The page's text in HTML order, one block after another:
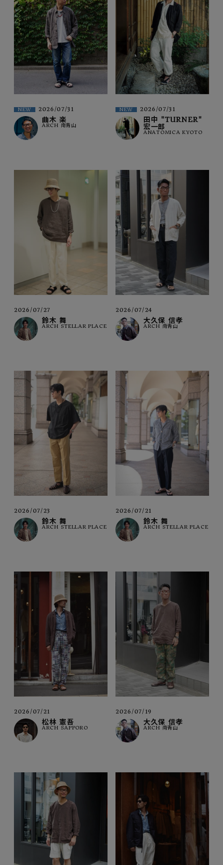
NEW 2026/07/31
曲木 楽
ARCH 南青山
NEW 2026/07/31
田中 "TURNER"
宏一郎
ANATOMICA KYOTO
2026/07/27
鈴木 舞
ARCH STELLAR PLACE
2026/07/24
大久保 信孝
ARCH 南青山
2026/07/23
鈴木 舞
ARCH STELLAR PLACE
2026/07/21
鈴木 舞
ARCH STELLAR PLACE
2026/07/21
松林 憲吾
ARCH SAPPORO
2026/07/19
大久保 信孝
ARCH 南青山